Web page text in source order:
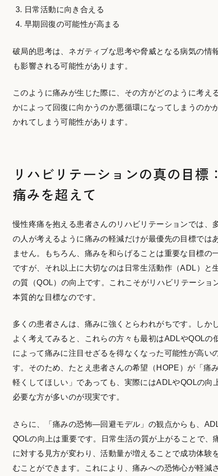
日常活動に向き合える
早期回復の可能性が高まる
破局的思考は、ネガティブな思考や脅威となる病気の情
も影響される可能性があります。
このように痛みが生じた際に、その方がどのように考え
かによって回復に向かうのか悪循環になってしまうのか
かれてしまう可能性があります。
リハビリテーションの真の目標
痛みを超えて
慢性疼痛を抱える患者さんのリハビリテーションでは、
の人が考えるように痛みの軽減だけが最優先の目標では
ません。もちろん、痛みを和らげることは重要な目標の
ですが、それ以上に大切なのは日常生活動作（ADL）と
の質（QOL）の向上です。これこそがリハビリテーショ
本質的な目標なのです。
多くの患者さんは、痛みに強くとらわれがちです。しか
よく考えてみると、これらの方々も最初はADLやQOLの
によって痛みに注目せざるを得なくなった可能性が高い
す。そのため、たとえ患者さんの希望（HOPE）が「痛
軽くしてほしい」であっても、実際にはADLやQOLの向
必要な方が多いのが現実です。
さらに、「痛みの恐怖―回避モデル」の観点からも、
QOLの向上は重要です。日常生活の質が上がることで、
に対する見方が変わり、活動量が増えることで成功体験
むことができます。これにより、痛みへの恐怖心が軽減